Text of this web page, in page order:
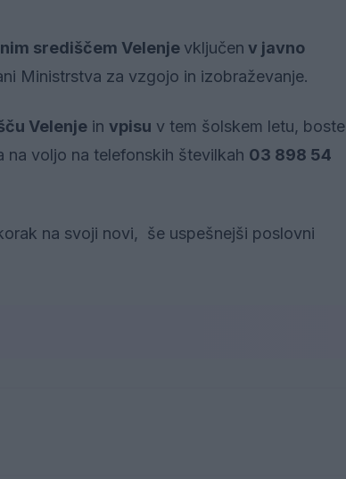
središčem Velenje vključen v javno
Ministrstva za vzgojo in izobraževanje.
Velenje in vpisu v tem šolskem letu, boste
na voljo na telefonskih številkah 03 898 54
na svoji novi, še uspešnejši poslovni